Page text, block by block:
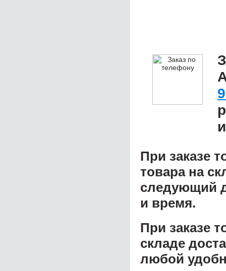
При заказе
товара на
следующий
и время.
При заказе
складе
любой